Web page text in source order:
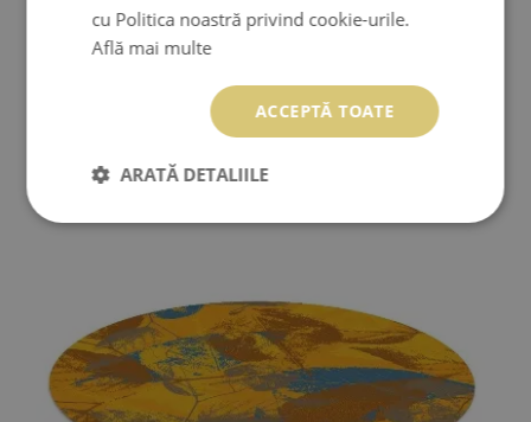
ROTUNDE COVORAR PENTRU PROTECTIE PODEA
SCULPTURĂ MINIMALISTĂ
cu Politica noastră privind cookie-urile.
Află mai multe
ACCEPTĂ TOATE
ARATĂ DETALIILE